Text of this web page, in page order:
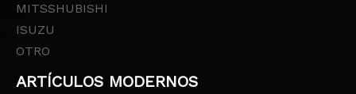
MITSSHUBISHI
ISUZU
OTRO
ARTÍCULOS MODERNOS